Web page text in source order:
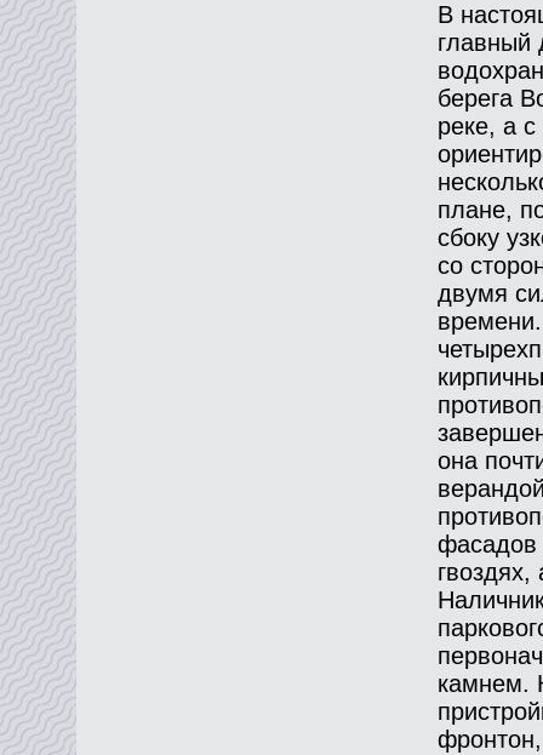
В
главный
берега
реке, а
плане,
сбоку
со
двумя
она
фасадов
камнем.